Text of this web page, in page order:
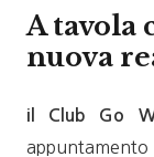
A tavola
nuova
il Club Go
appuntamento